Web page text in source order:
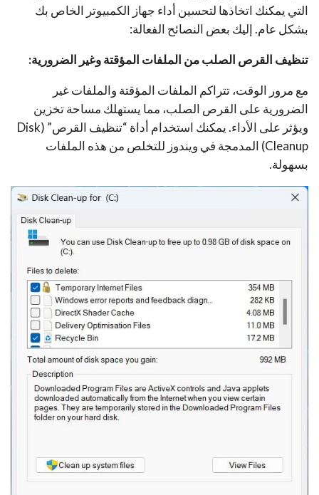
التي يمكنك اتخاذها لتحسين أداء جهاز الكمبيوتر الخاص بك
بشكل عام. إليك بعض النصائح الفعالة:
تنظيف القرص الصلب من الملفات المؤقتة وغير الضرورية:
مع مرور الوقت، تتراكم الملفات المؤقتة والملفات غير
الضرورية على القرص الصلب، مما يستهلك مساحة تخزين
ويؤثر على الأداء. يمكنك استخدام أداة “تنظيف القرص” (Disk
Cleanup) المدمجة في ويندوز للتخلص من هذه الملفات
بسهولة.